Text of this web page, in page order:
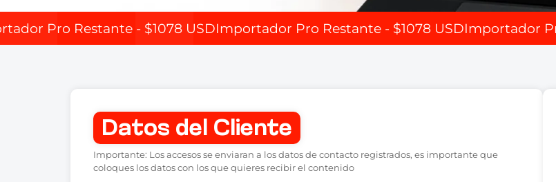
Pro Restante - $1078 USDImportador Pro Restante - $1078 USDImportador
Datos del Cliente
Importante: Los accesos se enviaran a los datos de contacto registrados, es importante que
coloques los datos con los que quieres recibir el contenido